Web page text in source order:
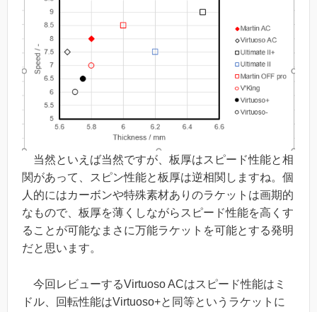
当然といえば当然ですが、板厚はスピード性能と相
関があって、スピン性能と板厚は逆相関しますね。個
人的にはカーボンや特殊素材ありのラケットは画期的
なもので、板厚を薄くしながらスピード性能を高くす
ることが可能なまさに万能ラケットを可能とする発明
だと思います。
今回レビューするVirtuoso ACはスピード性能はミ
ドル、回転性能はVirtuoso+と同等というラケットに